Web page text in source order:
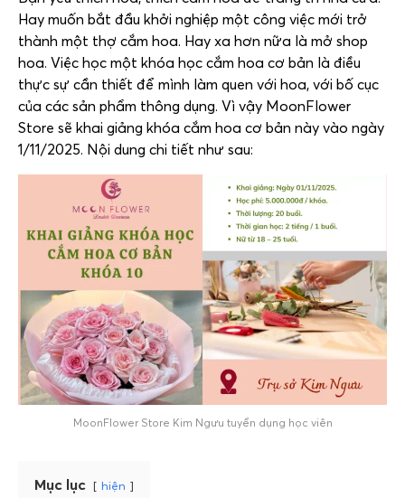
Hay muốn bắt đầu khởi nghiệp một công việc mới trở
thành một thợ cắm hoa. Hay xa hơn nữa là mở shop
hoa. Việc học một khóa học cắm hoa cơ bản là điều
thực sự cần thiết để mình làm quen với hoa, với bố cục
của các sản phẩm thông dụng. Vì vậy MoonFlower
Store sẽ khai giảng khóa cắm hoa cơ bản này vào ngày
1/11/2025. Nội dung chi tiết như sau:
MoonFlower Store Kim Ngưu tuyển dụng học viên
Mục lục hiện